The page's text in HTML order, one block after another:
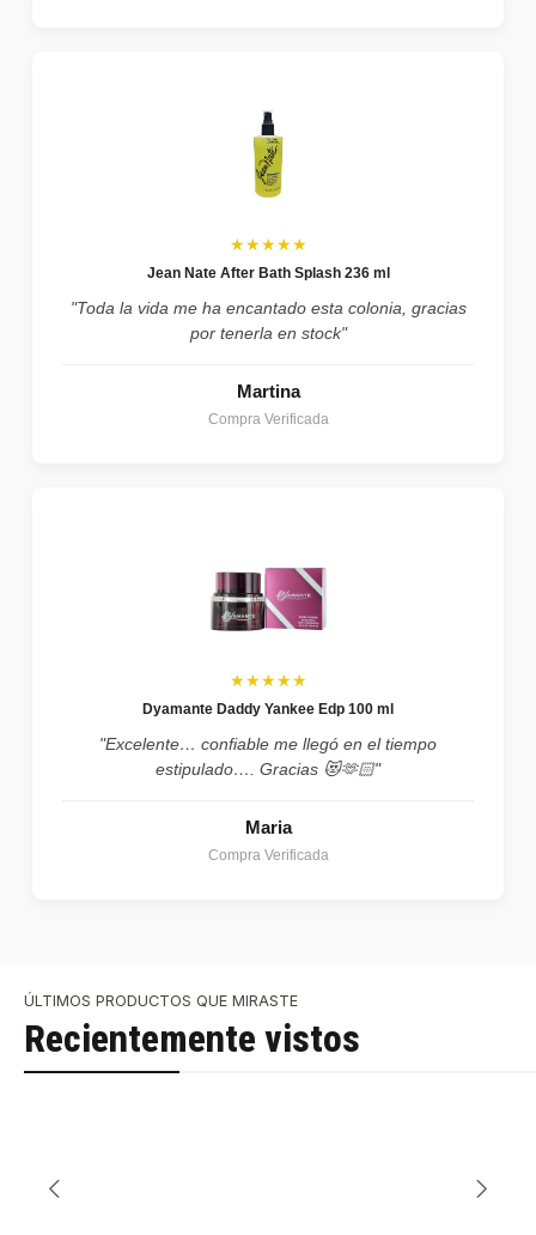
★★★★★
Jean Nate After Bath Splash 236 ml
"Toda la vida me ha encantado esta colonia, gracias
por tenerla en stock"
Martina
Compra Verificada
★★★★★
Dyamante Daddy Yankee Edp 100 ml
"Excelente… confiable me llegó en el tiempo
estipulado…. Gracias 😻🫶🏻"
Maria
Compra Verificada
ÚLTIMOS PRODUCTOS QUE MIRASTE
Recientemente vistos